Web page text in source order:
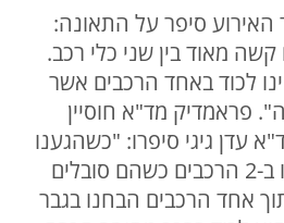
סיפר על התאונה:
מאוד בין שני כלי רכב.
לכוד באחד הרכבים אשר
פראמדיק מד"א חוסיין
עדן גיגי סיפרו: "כשהגענו
למקום התאונה הבחנו ב-2 הרכבים כשהם סובלים
אחד הרכבים הבחנו בגבר